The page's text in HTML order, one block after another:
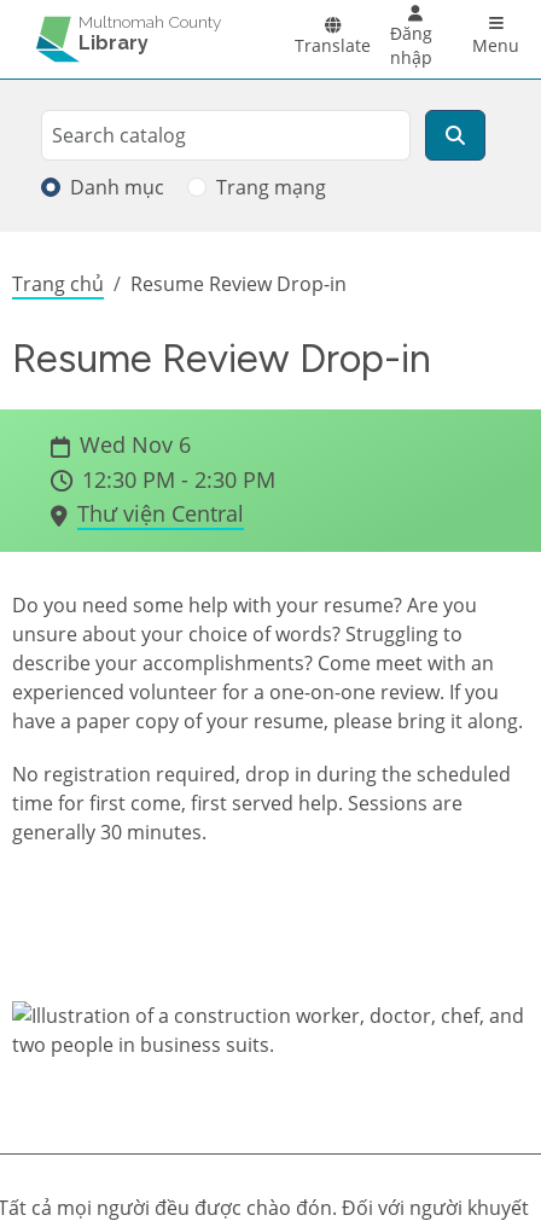
Skip to main content
Multnomah County
Library Translate
Đăng
nhập
Menu
Search
Tìm kiếm
Danh mục Trang mạng
Breadcrumb
Trang chủ Resume Review Drop-in
Resume Review Drop-in
Wed Nov 6
12:30 PM - 2:30 PM
Thư viện Central
Do you need some help with your resume? Are you
unsure about your choice of words? Struggling to
describe your accomplishments? Come meet with an
experienced volunteer for a one-on-one review. If you
have a paper copy of your resume, please bring it along.
No registration required, drop in during the scheduled
time for first come, first served help. Sessions are
generally 30 minutes.
cả mọi người đều được chào đón. Đối với người khuyết